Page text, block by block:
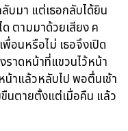
บมา แต่เธอกลับได้ยิน
ตามมาด้วยเสียง ค
อนหรือไม่ เธอจึงเปิด
ราดหน้าที่แขวนไว้หน้า
น้าแล้วหลับไป พอตื่นเช้า
ขืนตายตั้งแต่เมื่อคืน แล้ว